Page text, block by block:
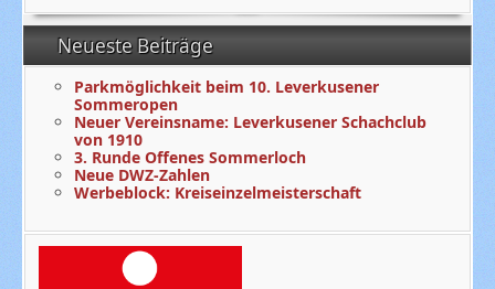
Neueste Beiträge
Parkmöglichkeit beim 10. Leverkusener
Sommeropen
Neuer Vereinsname: Leverkusener Schachclub
von 1910
3. Runde Offenes Sommerloch
Neue DWZ-Zahlen
Werbeblock: Kreiseinzelmeisterschaft